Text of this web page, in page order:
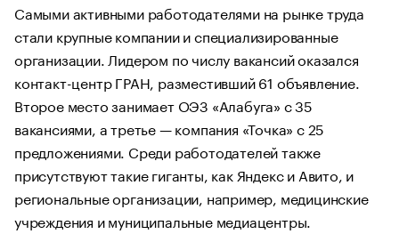
Самыми активными работодателями на рынке труда
стали крупные компании и специализированные
организации. Лидером по числу вакансий оказался
контакт-центр ГРАН, разместивший 61 объявление.
Второе место занимает ОЭЗ «Алабуга» с 35
вакансиями, а третье — компания «Точка» с 25
предложениями. Среди работодателей также
присутствуют такие гиганты, как Яндекс и Авито, и
региональные организации, например, медицинские
учреждения и муниципальные медиацентры.